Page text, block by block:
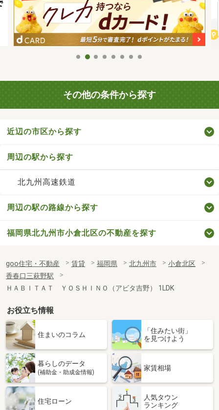
その他の条件から探す
近辺の市区から探す
周辺の駅から探す
北九州高速鉄道
周辺の駅の路線から探す
福岡県北九州市小倉北区の不動産を探す
goo住宅・不動産 賃貸 福岡県 北九州市
小倉北区
香春口三萩野駅
ＨＡＢＩＴＡＴ ＹＯＳＨＩＮＯ（アビタ吉野） 1LDK
お役立ち情報
住まいのコラム
「住みたい街」
を見つけよう
暮らしのデータ
(補助金・助成金情報)
家賃相場
住宅ローン
人気タウン
ランキング